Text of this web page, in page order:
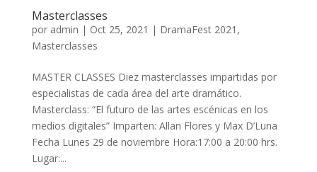
Masterclasses
por admin | Oct 25, 2021 | DramaFest 2021 ,
Masterclasses
MASTER CLASSES Diez masterclasses impartidas por
especialistas de cada área del arte dramático.
Masterclass: “El futuro de las artes escénicas en los
medios digitales” Imparten: Allan Flores y Max D’Luna
Fecha Lunes 29 de noviembre Hora:17:00 a 20:00 hrs.
Lugar:...